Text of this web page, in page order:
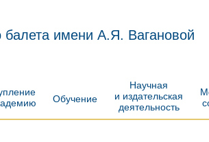
балета имени А.Я. Вагановой
Обучение
Научная
и издательская
деятельность